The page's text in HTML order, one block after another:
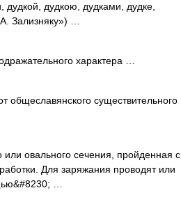
дудкой, дудкою, дудками, дудке,
Зализняку») …
характера …
существительного
или овального сечения, пройденная с
Для заряжания проводят или
…